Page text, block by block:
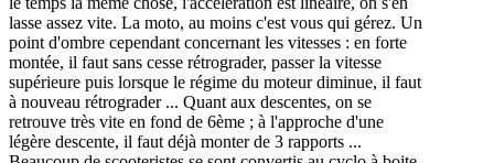
lasse assez vite. La moto, au moins c'est vous qui gérez. Un
point d'ombre cependant concernant les vitesses : en forte
montée, il faut sans cesse rétrograder, passer la vitesse
supérieure puis lorsque le régime du moteur diminue, il faut
à nouveau rétrograder ... Quant aux descentes, on se
retrouve très vite en fond de 6ème ; à l'approche d'une
légère descente, il faut déjà monter de 3 rapports ...